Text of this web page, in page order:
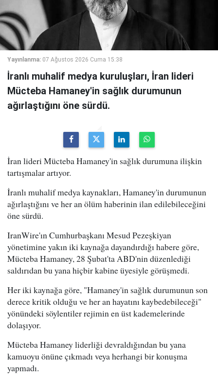
Yayınlanma: 07 Ağustos 2026 Cuma 15:38
İranlı muhalif medya kuruluşları, İran lideri
Mücteba Hamaney'in sağlık durumunun
ağırlaştığını öne sürdü.
İran lideri Mücteba Hamaney'in sağlık durumuna ilişkin
tartışmalar artıyor.
İranlı muhalif medya kaynakları, Hamaney'in durumunun
ağırlaştığını ve her an ölüm haberinin ilan edilebileceğini
öne sürdü.
IranWire'ın Cumhurbaşkanı Mesud Pezeşkiyan
yönetimine yakın iki kaynağa dayandırdığı habere göre,
Mücteba Hamaney, 28 Şubat'ta ABD'nin düzenlediği
saldırıdan bu yana hiçbir kabine üyesiyle görüşmedi.
Her iki kaynağa göre, "Hamaney'in sağlık durumunun son
derece kritik olduğu ve her an hayatını kaybedebileceği"
yönündeki söylentiler rejimin en üst kademelerinde
dolaşıyor.
Mücteba Hamaney liderliği devraldığından bu yana
kamuoyu önüne çıkmadı veya herhangi bir konuşma
yapmadı.